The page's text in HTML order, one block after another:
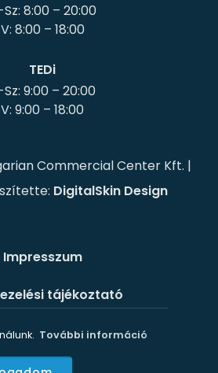
További információ
Sz: 8:00 – 20:00
V: 8:00 – 18:00
TEDi
Sz: 9:00 – 20:00
Commercial Center Kft. |
DigitalSkin Design
Impresszum
tájékoztató
szabályzat